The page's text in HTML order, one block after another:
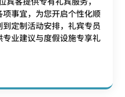
事宜，为您开启个性化顺
定制活动安排，礼宾专员
业建议与度假设施专享礼